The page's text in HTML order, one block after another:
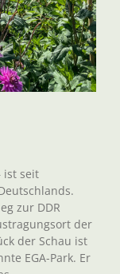
ist seit
zur DDR
der
der Schau ist
EGA-Park. Er